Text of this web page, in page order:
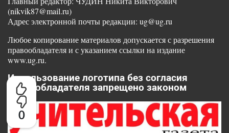
0
(nikvik87@mail.ru)
Адрес электронной почты редакции: ug@ug.ru
Любое копирование материалов допускается с разрешения
правообладателя и с указанием ссылки на издание
www.ug.ru.
Использование логотипа без согласия
правообладателя запрещено законом